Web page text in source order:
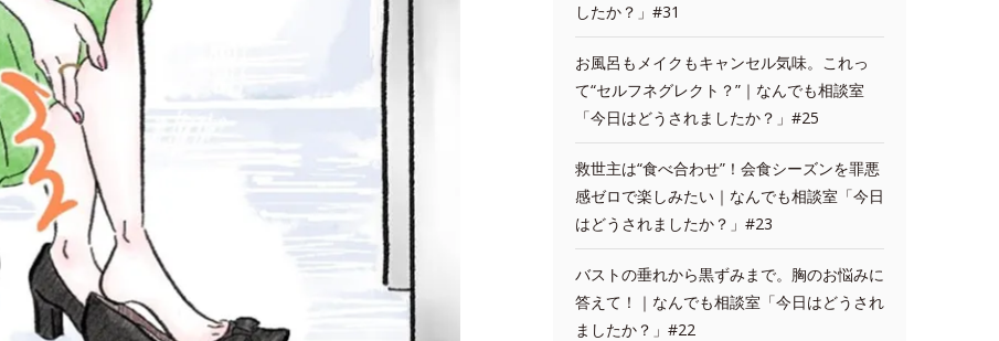
したか？」#31
お風呂もメイクもキャンセル気味。これっ
て“セルフネグレクト？”｜なんでも相談室
「今日はどうされましたか？」#25
救世主は“食べ合わせ”！会食シーズンを罪悪
感ゼロで楽しみたい｜なんでも相談室「今日
はどうされましたか？」#23
バストの垂れから黒ずみまで。胸のお悩みに
答えて！｜なんでも相談室「今日はどうされ
ましたか？」#22